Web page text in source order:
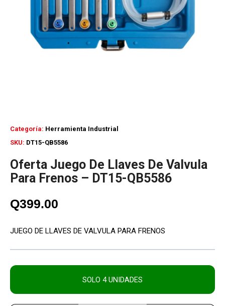
SKU: DT15-QB5586
Categoría: Herramienta Industrial
Oferta Juego De Llaves De Valvula
Para Frenos – DT15-QB5586
Q399.00
JUEGO DE LLAVES DE VALVULA PARA FRENOS
SOLO 4 UNIDADES